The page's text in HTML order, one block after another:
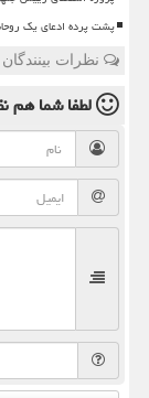
پشت پرده ادعای یک روحانی در رابطه با ۲۸
نظرات
لطفا شما هم